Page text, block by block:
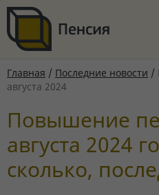
Главная / Последние новости /
августа 2024
Повышение
августа 2024
сколько,